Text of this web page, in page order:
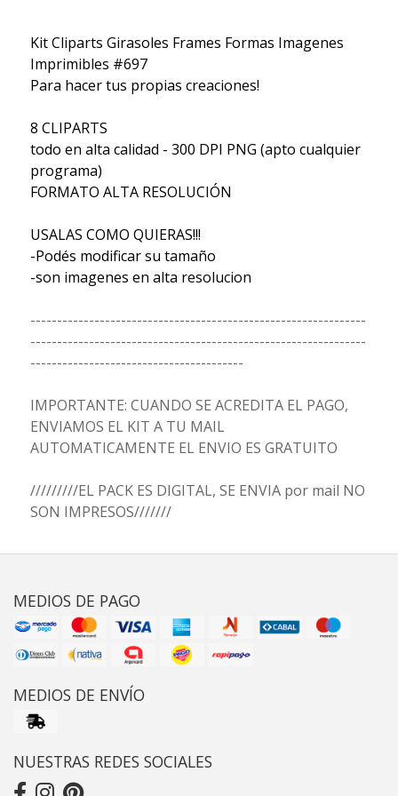
Kit Cliparts Girasoles Frames Formas Imagenes
Imprimibles #697
Para hacer tus propias creaciones!
8 CLIPARTS
todo en alta calidad - 300 DPI PNG (apto cualquier
programa)
FORMATO ALTA RESOLUCIÓN
USALAS COMO QUIERAS!!!
-Podés modificar su tamaño
-son imagenes en alta resolucion
---------------------------------------------------------------
---------------------------------------------------------------
----------------------------------------
IMPORTANTE: CUANDO SE ACREDITA EL PAGO,
ENVIAMOS EL KIT A TU MAIL
AUTOMATICAMENTE EL ENVIO ES GRATUITO
/////////EL PACK ES DIGITAL, SE ENVIA por mail NO
SON IMPRESOS///////
MEDIOS DE PAGO
MEDIOS DE ENVÍO
NUESTRAS REDES SOCIALES